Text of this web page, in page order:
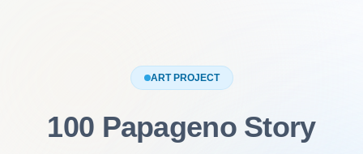
ART PROJECT
100 Papageno Story